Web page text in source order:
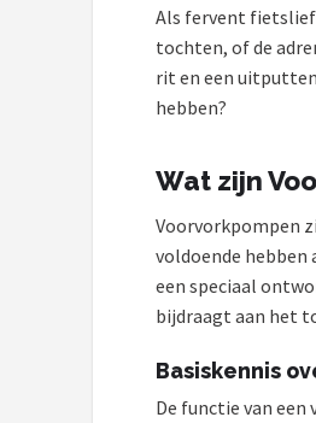
Als fervent
tochten, of de
rit en een
hebben?
Wat zijn
Voorvorkpompen
voldoende hebben
een speciaal
bijdraagt aan het
Basiskennis
De functie van